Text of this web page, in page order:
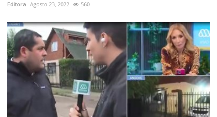
Editora Agosto 23, 2022 560